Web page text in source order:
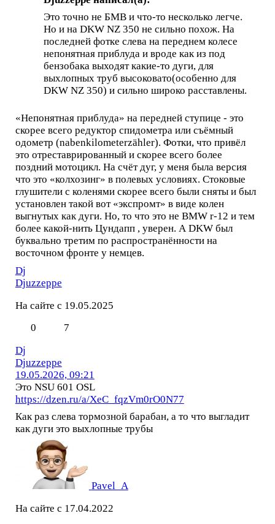
Это точно не БМВ и что-то несколько легче.
Но и на DKW NZ 350 не сильно похож. На
последней фотке слева на переднем колесе
непонятная приблуда и вроде как из под
бензобака выходят какие-то дуги, для
выхлопных труб высоковато(особенно для
DKW NZ 350) и сильно широко расставлены.
«Непонятная приблуда» на передней ступице - это
скорее всего редуктор спидометра или съёмный
одометр (nabenkilometerzähler). Фотки, что привёл
это отреставрированный и скорее всего более
поздний мотоцикл. На счёт дуг, у меня была версия
что это «колхозинг» в полевых условиях. Стоковые
глушители с коленями скорее всего были сняты и был
установлен такой вот «экспромт» в виде колен
выгнутых как дуги. Но, то что это не BMW r-12 и тем
более какой-нить Цундапп , уверен. А DKW был
буквально третим по распространённости на
восточном фронте у немцев.
Dj
Djuzzeppe
На сайте с 19.05.2025
0
7
Dj
Djuzzeppe
19.05.2026, 09:21
Это NSU 601 OSL
https://dzen.ru/a/XeC_fqzVm0rO0N77
Как раз слева тормозной барабан, а то что выгладит
как дуги это выхлопные трубы
Pavel_A
На сайте с 17.04.2022